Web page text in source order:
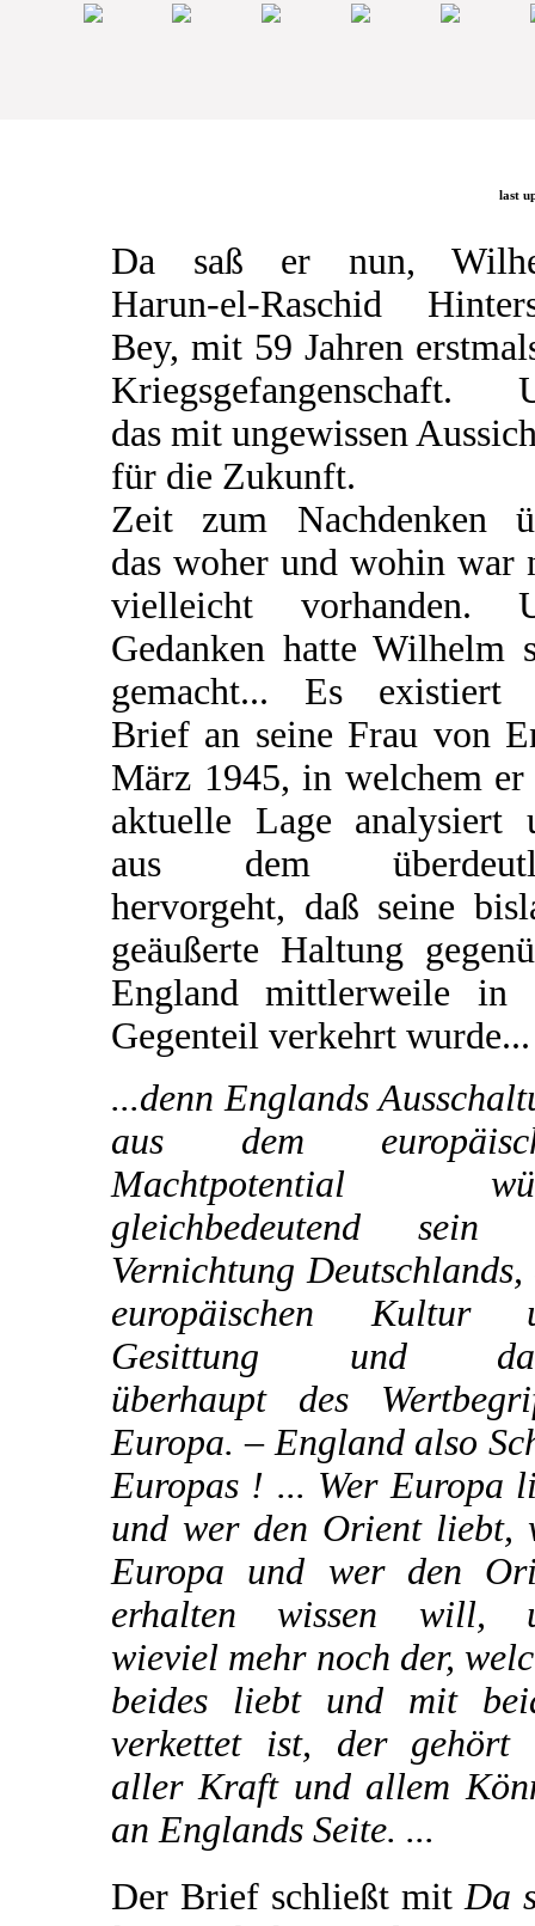
last
Da saß er nun,
Harun-el-Raschid
Bey, mit 59 Jahren
Kriegsgefangenschaft.
das mit ungewissen
für die Zukunft.
Zeit zum Nachdenken
das woher und wohin war
vielleicht vorhanden.
Gedanken hatte Wilhelm
gemacht... Es existiert
Brief an seine Frau von
März 1945, in welchem er
aktuelle Lage analysiert
aus dem
hervorgeht, daß seine
geäußerte Haltung
England mittlerweile in
Gegenteil verkehrt wurde...
...denn Englands
aus dem
Machtpotential
gleichbedeutend sein
Vernichtung Deutschlands,
europäischen Kultur
Gesittung und
überhaupt des
Europa. – England also
Europas ! ... Wer Europa
und wer den Orient liebt,
Europa und wer den
erhalten wissen will,
wieviel mehr noch der,
beides liebt und mit
verkettet ist, der gehört
aller Kraft und allem
an Englands Seite. ...
Der Brief schließt mit Da